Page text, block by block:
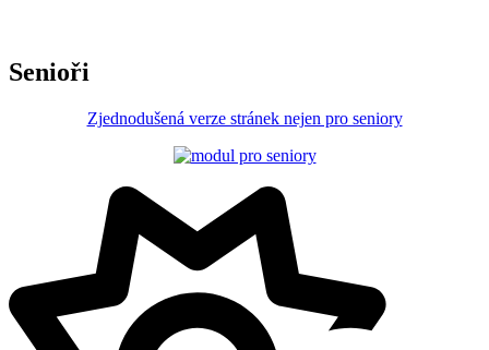
Senioři
Zjednodušená verze stránek nejen pro seniory